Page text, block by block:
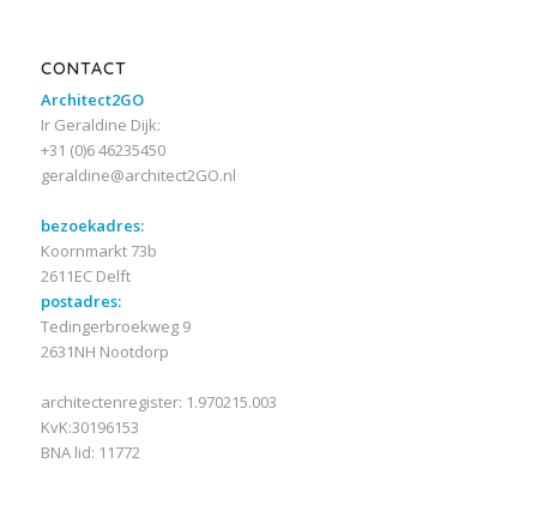
CONTACT
Architect2GO
Ir Geraldine Dijk:
+31 (0)6 46235450
geraldine@architect2GO.nl
bezoekadres:
Koornmarkt 73b
2611EC Delft
postadres:
Tedingerbroekweg 9
2631NH Nootdorp
architectenregister: 1.970215.003
KvK:30196153
BNA lid: 11772